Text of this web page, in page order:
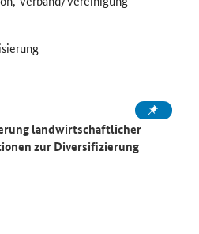
landwirtschaftlicher
zur Diversifizierung